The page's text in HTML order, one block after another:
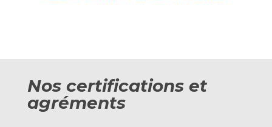
Nos certifications et
agréments